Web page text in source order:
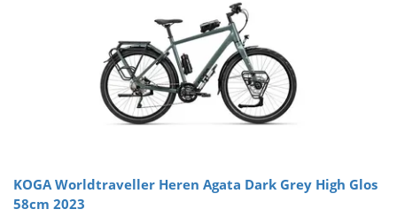
KOGA Worldtraveller Heren Agata Dark Grey High Glos
58cm 2023